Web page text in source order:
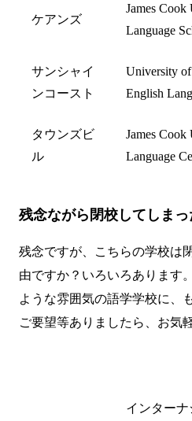
ケアンズ
James
Language
サンシャイ
ンコースト
University of
English
タウンズビ
ル
James
Language
残念ながら閉校してしま
残念ですが、こちらの学校は
由ですか？いろいろあります
ような雰囲気の語学学校に、
ご要望等ありましたら、 お気
インター